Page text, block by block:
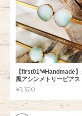
【first01༄Handmade】
風アシンメトリーピアス
¥1,320